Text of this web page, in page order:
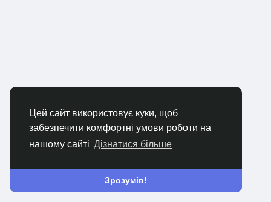
Цей сайт використовує куки, щоб
забезпечити комфортні умови роботи на
нашому сайті Дізнатися більше
Зрозумів!